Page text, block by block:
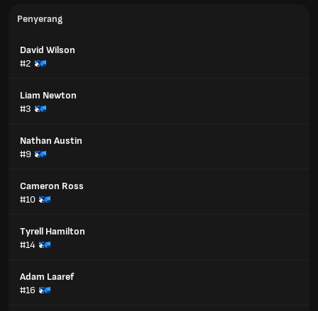
Penyerang
David Wilson
#2
Liam Newton
#3
Nathan Austin
#9
Cameron Ross
#10
Tyrell Hamilton
#14
Adam Laaref
#16